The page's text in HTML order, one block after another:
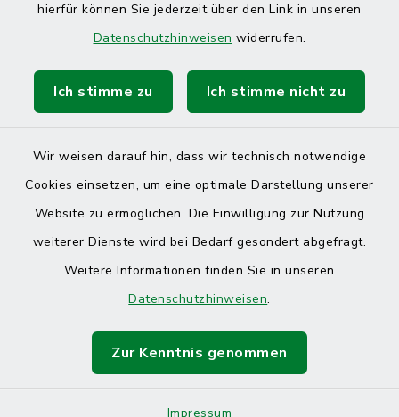
hierfür können Sie jederzeit über den Link in unseren
Datenschutzhinweisen widerrufen.
Ich stimme zu Ich stimme nicht zu
Wir weisen darauf hin, dass wir technisch notwendige
Cookies einsetzen, um eine optimale Darstellung unserer
Website zu ermöglichen. Die Einwilligung zur Nutzung
weiterer Dienste wird bei Bedarf gesondert abgefragt.
Weitere Informationen finden Sie in unseren
Datenschutzhinweisen.
Zur Kenntnis genommen
Impressum
Barrierefreiheit